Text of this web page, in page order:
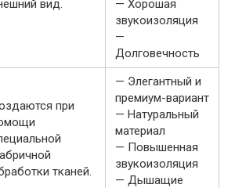
вид.
— Хорошая
звукоизоляция
—
Долговечность
при
тканей.
— Элегантный и
премиум-вариант
— Натуральный
материал
— Повышенная
звукоизоляция
— Дышащие